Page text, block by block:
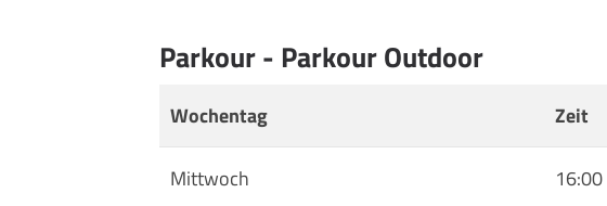
Parkour - Parkour Outdoor
Wochentag Zeit
Mittwoch
16:00